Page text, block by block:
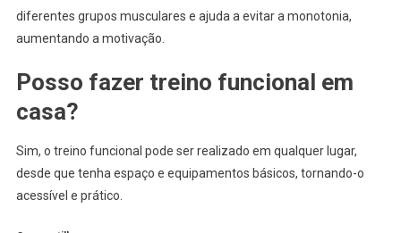
diferentes grupos musculares e ajuda a evitar a monotonia,
aumentando a motivação.
Posso fazer treino funcional em
casa?
Sim, o treino funcional pode ser realizado em qualquer lugar,
desde que tenha espaço e equipamentos básicos, tornando-o
acessível e prático.